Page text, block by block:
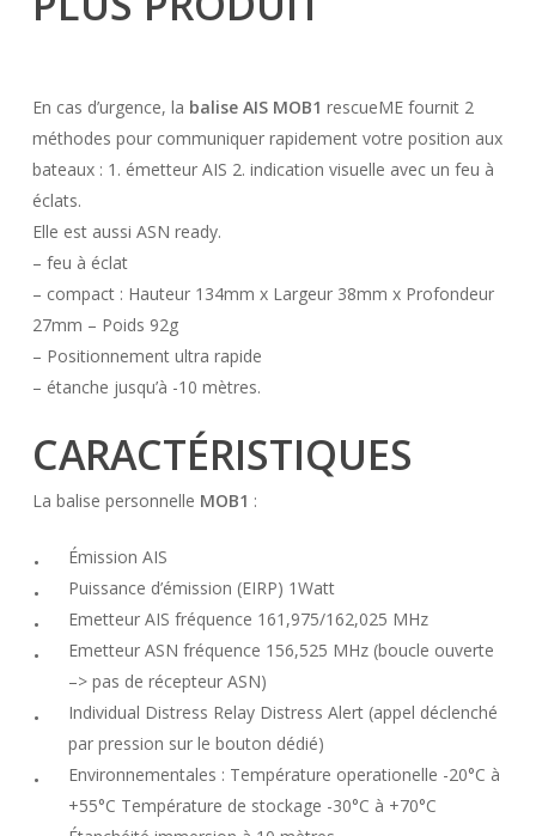
En cas d’urgence, la balise AIS MOB1 rescueME fournit 2
méthodes pour communiquer rapidement votre position aux
bateaux : 1. émetteur AIS 2. indication visuelle avec un feu à
éclats.
Elle est aussi ASN ready.
– feu à éclat
– compact : Hauteur 134mm x Largeur 38mm x Profondeur
27mm – Poids 92g
– Positionnement ultra rapide
– étanche jusqu’à -10 mètres.
CARACTÉRISTIQUES
La balise personnelle MOB1 :
Émission AIS
Puissance d’émission (EIRP) 1Watt
Emetteur AIS fréquence 161,975/162,025 MHz
Emetteur ASN fréquence 156,525 MHz (boucle ouverte
–> pas de récepteur ASN)
Individual Distress Relay Distress Alert (appel déclenché
par pression sur le bouton dédié)
Environnementales : Température operationelle -20°C à
+55°C Température de stockage -30°C à +70°C